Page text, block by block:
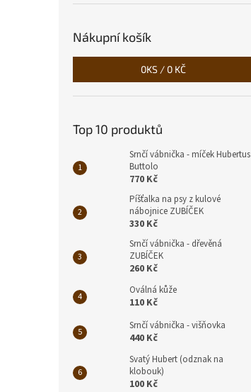
Nákupní košík
0KS / 0 KČ
Top 10 produktů
Srnčí vábnička - míček Hubertus
Buttolo
770 Kč
Píšťalka na psy z kulové
nábojnice ZUBÍČEK
330 Kč
Srnčí vábnička - dřevěná
ZUBÍČEK
260 Kč
Oválná kůže
110 Kč
Srnčí vábnička - višňovka
440 Kč
Svatý Hubert (odznak na
klobouk)
100 Kč